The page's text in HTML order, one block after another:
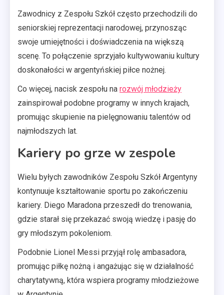
Zawodnicy z Zespołu Szkół często przechodzili do
seniorskiej reprezentacji narodowej, przynosząc
swoje umiejętności i doświadczenia na większą
scenę. To połączenie sprzyjało kultywowaniu kultury
doskonałości w argentyńskiej piłce nożnej.
Co więcej, nacisk zespołu na rozwój młodzieży
zainspirował podobne programy w innych krajach,
promując skupienie na pielęgnowaniu talentów od
najmłodszych lat.
Kariery po grze w zespole
Wielu byłych zawodników Zespołu Szkół Argentyny
kontynuuje kształtowanie sportu po zakończeniu
kariery. Diego Maradona przeszedł do trenowania,
gdzie starał się przekazać swoją wiedzę i pasję do
gry młodszym pokoleniom.
Podobnie Lionel Messi przyjął rolę ambasadora,
promując piłkę nożną i angażując się w działalność
charytatywną, która wspiera programy młodzieżowe